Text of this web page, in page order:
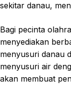
sekitar danau,
Bagi pecinta
menyediakan
menyusuri danau
menyusuri air
akan membuat